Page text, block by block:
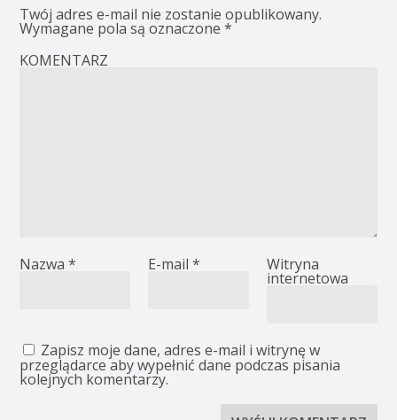
Twój adres e-mail nie zostanie opublikowany.
Wymagane pola są oznaczone*
KOMENTARZ
Nazwa* E-mail * Witryna
internetowa
Zapisz moje dane, adres e-mail i witrynę w
przeglądarce aby wypełnić dane podczas pisania
kolejnych komentarzy.